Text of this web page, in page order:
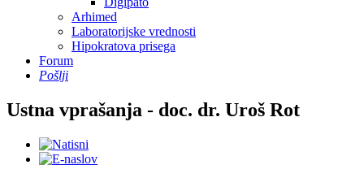
Arhimed
Laboratorijske vrednosti
Hipokratova prisega
Forum
Pošlji
Ustna vprašanja - doc. dr. Uroš Rot